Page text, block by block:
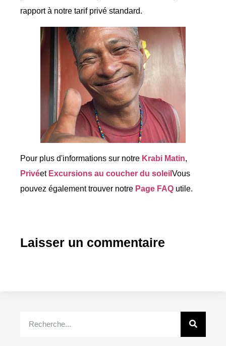
rapport à notre tarif privé standard.
Pour plus d'informations sur notre Krabi Matin,
Privéet Excursions au coucher du soleil Vous
pouvez également trouver notre Page FAQ utile.
Laisser un commentaire